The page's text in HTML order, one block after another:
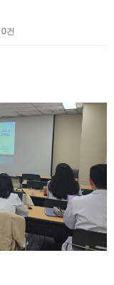
0건